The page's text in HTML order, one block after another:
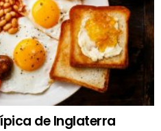
de Inglaterra